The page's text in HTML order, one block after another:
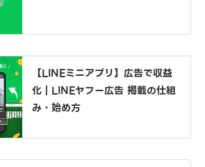
【LINEミニアプリ】広告で収益
化｜LINEヤフー広告 掲載の仕組
み・始め方